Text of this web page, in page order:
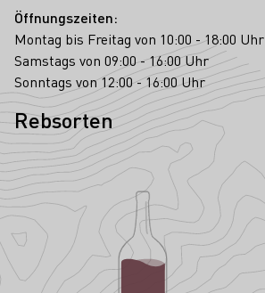
Öffnungszeiten:
Montag bis Freitag von 10:00 - 18:00 Uhr
Samstags von 09:00 - 16:00 Uhr
Sonntags von 12:00 - 16:00 Uhr
Rebsorten